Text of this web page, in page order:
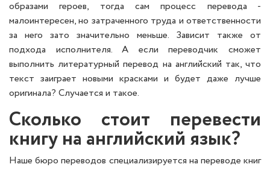
образами героев, тогда сам процесс перевода -
малоинтересен, но затраченного труда и ответственности
за него зато значительно меньше. Зависит также от
подхода исполнителя. А если переводчик сможет
выполнить литературный перевод на английский так, что
текст заиграет новыми красками и будет даже лучше
оригинала? Случается и такое.
Сколько стоит перевести
книгу на английский язык?
Наше бюро переводов специализируется на переводе книг